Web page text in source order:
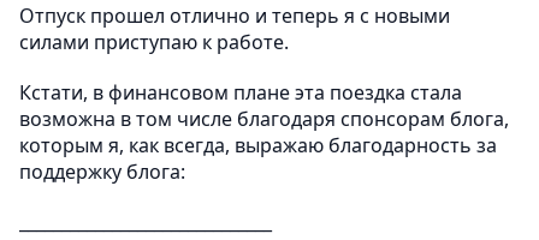
Отпуск прошел отлично и теперь я с новыми
силами приступаю к работе.
Кстати, в финансовом плане эта поездка стала
возможна в том числе благодаря спонсорам блога,
которым я, как всегда, выражаю благодарность за
поддержку блога: